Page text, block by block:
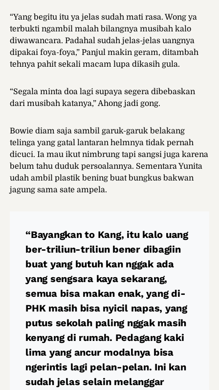
“Yang begitu itu ya jelas sudah mati rasa. Wong ya
terbukti ngambil malah bilangnya musibah kalo
diwawancara. Padahal sudah jelas-jelas uangnya
dipakai foya-foya,” Panjul makin geram, ditambah
tehnya pahit sekali macam lupa dikasih gula.
“Segala minta doa lagi supaya segera dibebaskan
dari musibah katanya,” Ahong jadi gong.
Bowie diam saja sambil garuk-garuk belakang
telinga yang gatal lantaran helmnya tidak pernah
dicuci. Ia mau ikut nimbrung tapi sangsi juga karena
belum tahu duduk persoalannya. Sementara Yunita
udah ambil plastik bening buat bungkus bakwan
jagung sama sate ampela.
“Bayangkan to Kang, itu kalo uang
ber-triliun-triliun bener dibagiin
buat yang butuh kan nggak ada
yang sengsara kaya sekarang,
semua bisa makan enak, yang di-
PHK masih bisa nyicil napas, yang
putus sekolah paling nggak masih
kenyang di rumah. Pedagang kaki
lima yang ancur modalnya bisa
ngerintis lagi pelan-pelan. Ini kan
sudah jelas selain melanggar